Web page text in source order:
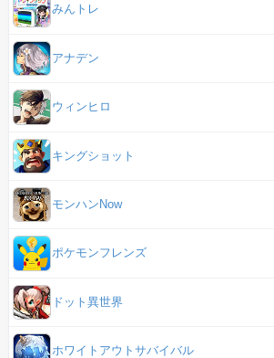
みんトレ
アナデン
ウィンヒロ
キングショット
モンハンNow
ポケモンフレンズ
ドット異世界
ホワイトアウトサバイバル